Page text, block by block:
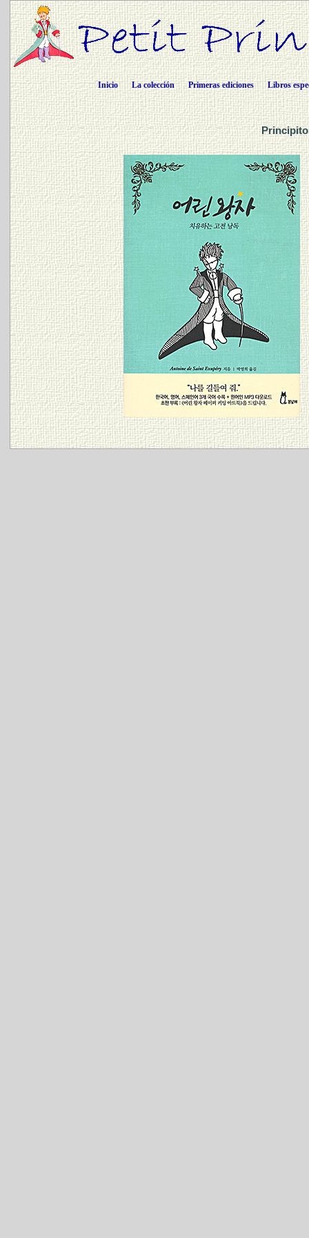
Inicio La colección Primeras ediciones Libros
Principito